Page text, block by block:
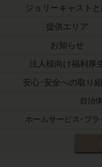
ジョリーキャストと
提供エリア
お知らせ
法人様向け福利厚
安心･安全への取り
自治
ホームサービス･プ